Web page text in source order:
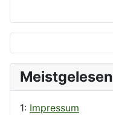
Meistgelesen
1: Impressum